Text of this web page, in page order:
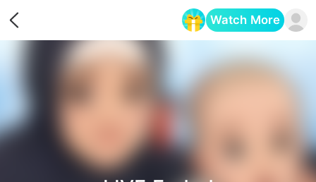
Watch More
Opens in a new tab